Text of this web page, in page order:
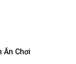
Ăn Chơi